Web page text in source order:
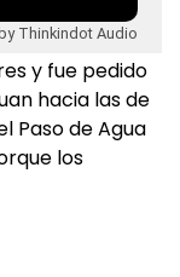
Thinkindot Audio
y fue pedido
hacia las de
Paso de Agua
los